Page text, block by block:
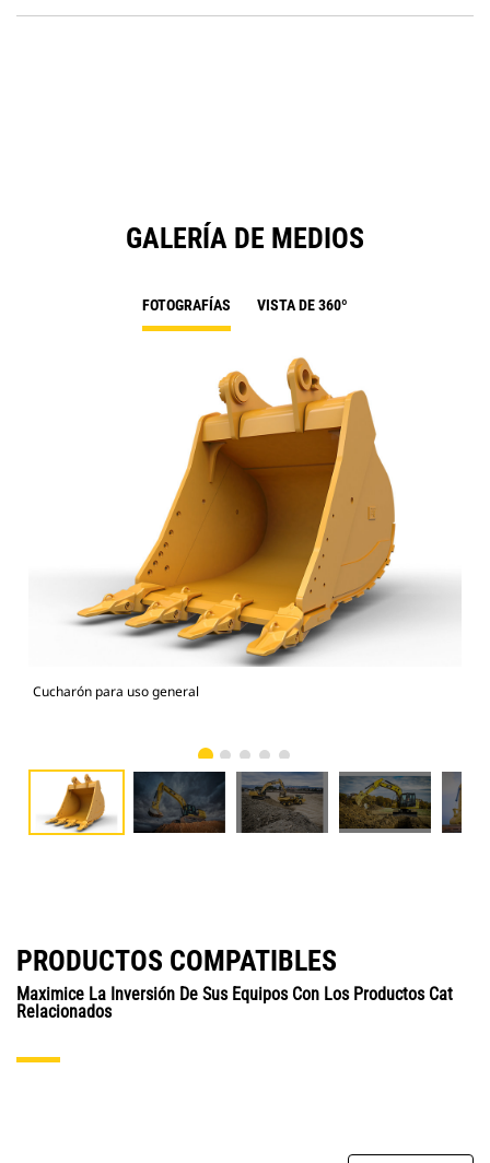
GALERÍA DE MEDIOS
FOTOGRAFÍAS VISTA DE 360º
Cucharón para uso general
PRODUCTOS COMPATIBLES
Maximice La Inversión De Sus Equipos Con Los Productos Cat
Relacionados